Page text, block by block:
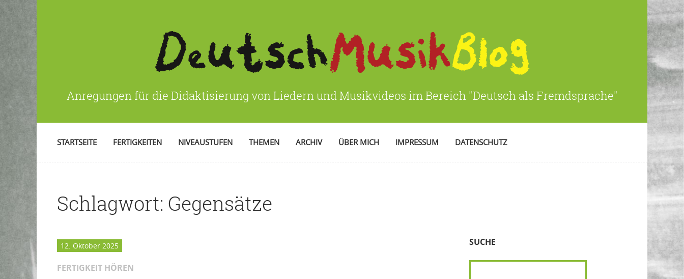
Anregungen für die Didaktisierung von Liedern und Musikvideos im Bereich "Deutsch als Fremdsprache"
STARTSEITE FERTIGKEITEN NIVEAUSTUFEN THEMEN ARCHIV ÜBER MICH IMPRESSUM DATENSCHUTZ
Schlagwort: Gegensätze
12. Oktober 2025
FERTIGKEIT HÖREN
SUCHE